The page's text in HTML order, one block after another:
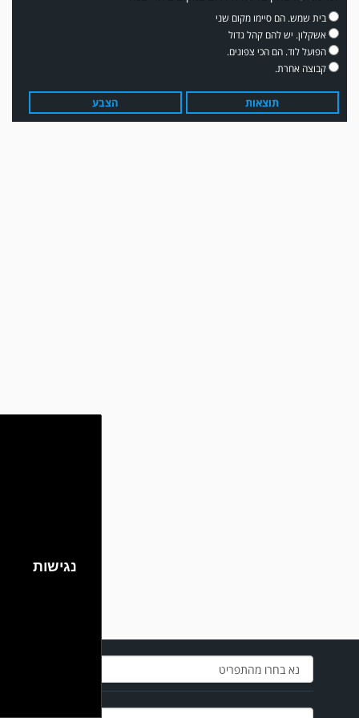
בית שמש. הם סיימו מקום שני
אשקלון. יש להם קהל גדול
הפועל לוד. הם הכי צפונים.
קבוצה אחרת.
תוצאות הצבע
נגישות